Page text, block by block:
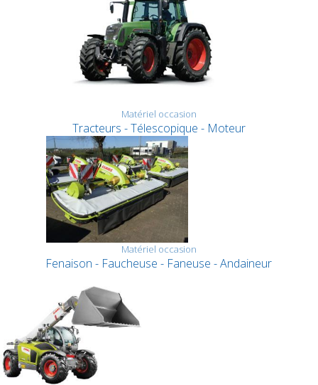
Matériel occasion
Tracteurs - Télescopique - Moteur
Matériel occasion
Fenaison - Faucheuse - Faneuse - Andaineur